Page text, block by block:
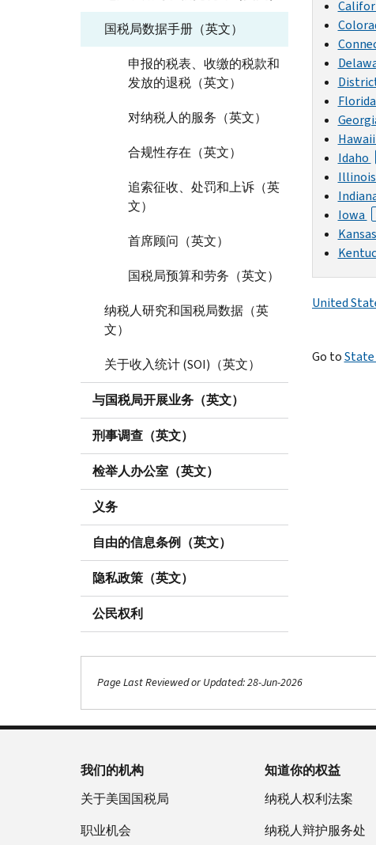
国税局数据手册（英文）
申报的税表、收缴的税款和
发放的退税（英文）
对纳税人的服务（英文）
合规性存在（英文）
追索征收、处罚和上诉（英
文）
首席顾问（英文）
国税局预算和劳务（英文）
纳税人研究和国税局数据（英
文）
关于收入统计 (SOI)（英文）
与国税局开展业务（英文）
刑事调查（英文）
检举人办公室（英文）
义务
自由的信息条例（英文）
隐私政策（英文）
公民权利
Florida
Hawaii
Idaho
Illinois
Iowa
Kansas
United
Go toState
Page Last Reviewed or Updated: 28-Jun-2026
我们的机构
关于美国国税局
职业机会
知道你的权益
纳税人权利法案
纳税人辩护服务处